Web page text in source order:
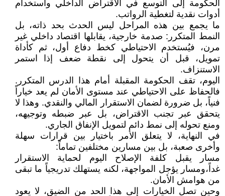
الحكومة إلى التوسع في الاقتراض الداخلي واستخدام
أدوات نقدية لتغطية الرواتب.
ما يجمع بين هذه المراحل ليس الحدث بحد ذاته، بل
النمط المتكرر: صدمة خارجية، يقابلها اقتصاد داخلي غير
مرن، فيُستخدم الاحتياطي كخط دفاع أول، ثم كأداة
تمويل، قبل أن يتحول إلى نقطة ضعف إذا استمر
الاستنزاف.
اليوم، تقف الحكومة المقبلة أمام هذا الدرس المتكرر.
فالحفاظ على الاحتياطي عند مستوى الأمان لم يعد خياراً
فنياً، بل ضرورة لضمان الاستقرار المالي والنقدي. وهذا لا
يتحقق عبر تجنب الاقتراض، بل عبر ضبطه وتوجيهه،
ومنع تحوله إلى نمط دائم لتمويل الإنفاق الجاري.
في النهاية، لا يتعلق الأمر باختيار بين قرارات سهلة
وأخرى صعبة، بل بين مسارين مختلفين تماماً:
مسار يقبل كلفة الإصلاح اليوم لحماية الاستقرار
غداً،ومسار يؤجل المواجهة، لكنه يستهلك تدريجياً ما تبقى
من هوامش الأمان.
وحين تصل الخيارات إلى هذا الحد من الضيق، لا يعود